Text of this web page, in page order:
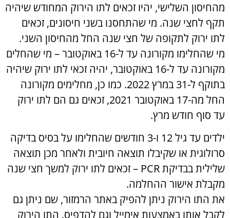
מהחיסון השלישי, יהיו זכאים לתו הירוק המחודש שיהיה
תקף לחצי שנה. מי שהתחסנו בשני חיסונים, זכאים
לתו ירוק לתקופה של חצי שנה החל מהחיסון השני.
מי שהחלימו מקורונה עד ל-16 באוקטובר – מי שהחלים
מקורונה עד ל-16 באוקטובר, יהיה זכאי לתו ירוק שיהיה
בתוקף ל-31 במרץ 2022. כמו כן, מחלימים מקורונה
החל מה-17 באוקטובר 2021, זכאים גם הם לתו ירוק
עד סוף חודש מרץ.
ילדים עד גיל 12 ו-3 חודשים שהחלימו על בסיס בדיקה
סרולוגית או שקיבלו תוצאה חיובית ולאחר מכן תוצאה
שלילית בבדיקת PCR – זכאים לתו ירוק למשך חצי שנה
מקבלת אישור ההחלמה.
את התו הירוק ניתן להפיק באתר הרמזור, שם ניתן גם
לקבל אותו באמצעות אימייל וגם להדפיס. התו הירוק